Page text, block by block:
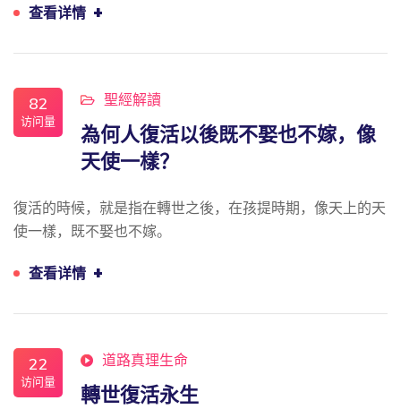
查看详情 +
82
访问量
聖經解讀
為何人復活以後既不娶也不嫁，像
天使一樣？
復活的時候，就是指在轉世之後，在孩提時期，像天上的天
使一樣，既不娶也不嫁。
查看详情 +
22
访问量
道路真理生命
轉世復活永生